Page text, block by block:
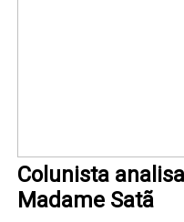
Colunista
Madame Satã